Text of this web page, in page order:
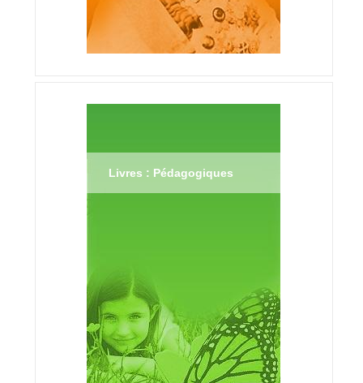
Livres : Pédagogiques